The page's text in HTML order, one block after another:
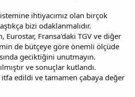
ihtiyacımız olan birçok
bizi odaklanmalıdır.
Eurostar, Fransa'daki TGV ve diğer
de bütçeye göre önemli ölçüde
geciktiğini unutmayın.
ve sonuçlar kutlandı.
edildi ve tamamen çabaya değer